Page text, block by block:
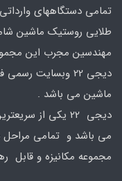
طلایی روستیک ماشین
مهندسین مجرب این
دیجی 22 وبسایت
ماشین می باشد .
دیجی 22 یکی از
می باشد و تمامی مراحل
مجموعه مکانیزه و قابل